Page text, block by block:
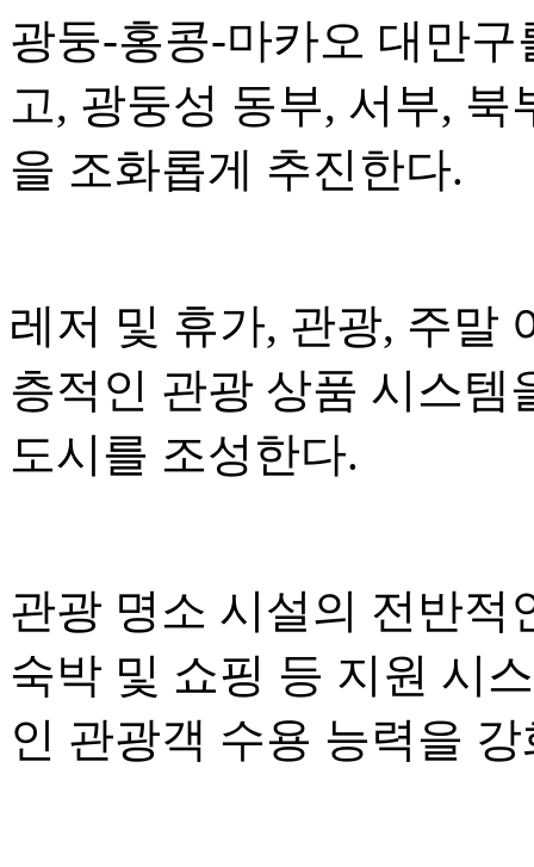
광둥-홍콩-마카오 대만
고, 광둥성 동부, 서부,
을 조화롭게 추진한다.
레저 및 휴가, 관광, 주말
층적인 관광 상품 시스템
도시를 조성한다.
관광 명소 시설의 전반적
숙박 및 쇼핑 등 지원 시
인 관광객 수용 능력을